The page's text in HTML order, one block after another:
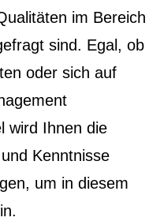
im Bereich
sind. Egal, ob
oder sich auf
wird Ihnen die
Kenntnisse
um in diesem